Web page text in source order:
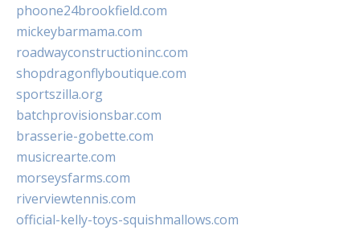
phoone24brookfield.com
mickeybarmama.com
roadwayconstructioninc.com
shopdragonflyboutique.com
sportszilla.org
batchprovisionsbar.com
brasserie-gobette.com
musicrearte.com
morseysfarms.com
riverviewtennis.com
official-kelly-toys-squishmallows.com